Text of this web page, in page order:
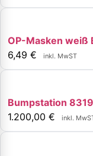
OP-Masken weiß
6,49 € inkl. MwST
Bumpstation
1.200,00 € inkl.